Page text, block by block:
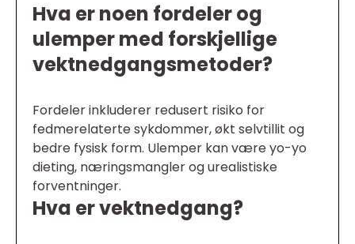
Hva er noen fordeler og
ulemper med forskjellige
vektnedgangsmetoder?
Fordeler inkluderer redusert risiko for
fedmerelaterte sykdommer, økt selvtillit og
bedre fysisk form. Ulemper kan være yo-yo
dieting, næringsmangler og urealistiske
forventninger.
Hva er vektnedgang?